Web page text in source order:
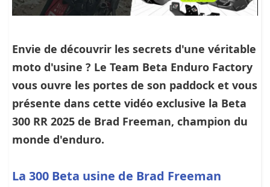
Envie de découvrir les secrets d'une véritable
moto d'usine ? Le Team Beta Enduro Factory
vous ouvre les portes de son paddock et vous
présente dans cette vidéo exclusive la Beta
300 RR 2025 de Brad Freeman, champion du
monde d'enduro.
La 300 Beta usine de Brad Freeman